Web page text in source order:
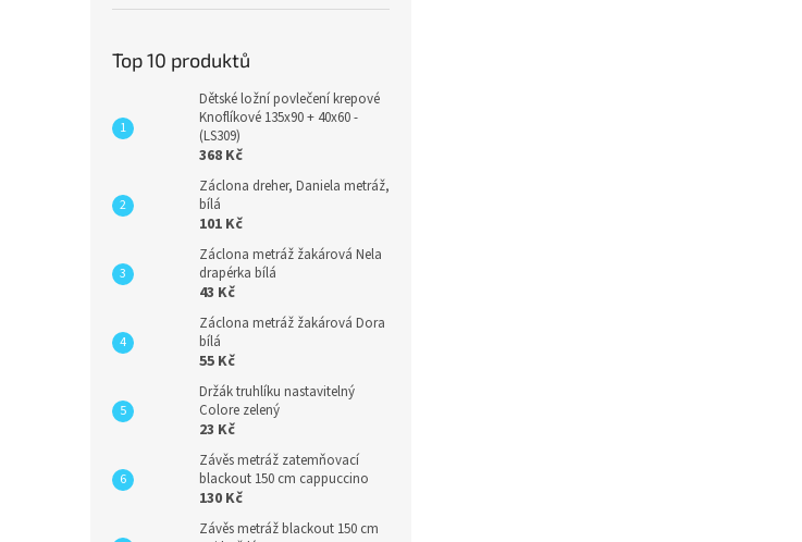
Top 10 produktů
Dětské ložní povlečení krepové
Knoflíkové 135x90 + 40x60 -
(LS309)
368 Kč
Záclona dreher, Daniela metráž,
bílá
101 Kč
Záclona metráž žakárová Nela
drapérka bílá
43 Kč
Záclona metráž žakárová Dora
bílá
55 Kč
Držák truhlíku nastavitelný
Colore zelený
23 Kč
Závěs metráž zatemňovací
blackout 150 cm cappuccino
130 Kč
Závěs metráž blackout 150 cm